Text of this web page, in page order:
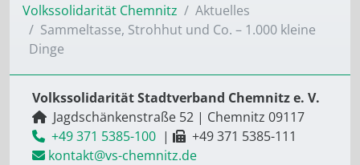
Volkssolidarität Chemnitz
Aktuelles
Sammeltasse, Strohhut und Co. – 1.000 kleine
Dinge
Volkssolidarität Stadtverband Chemnitz e. V.
Jagdschänkenstraße 52 | Chemnitz 09117
+49 371 5385-100 |
+49 371 5385-111
kontakt@vs-chemnitz.de